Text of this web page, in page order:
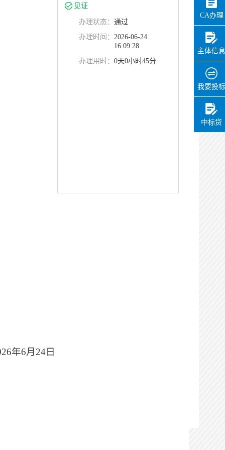
CA办理
主体信息
我要投标
中标贷
年6月 24日
见证
办理状态： 通过
办理时间： 2026-06-24
16:09:28
办理用时： 0天0小时45分